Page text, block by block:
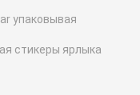
упаковывая
стикеры ярлыка